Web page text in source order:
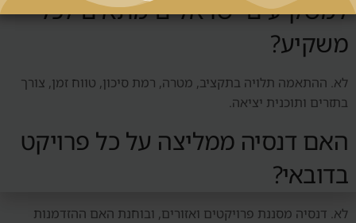
למשקיעים ישראלים מתאים לכל
משקיע?
לא. ההתאמה תלויה בתקציב, מטרה, רמת סיכון, טווח זמן, צורך
בתזרים ותוכנית יציאה.
האם דנסיה ממליצה על כל פרויקט
בדובאי?
לא. דנסיה מסננת פרויקטים ואזורים, ובוחנת האם ההזדמנות